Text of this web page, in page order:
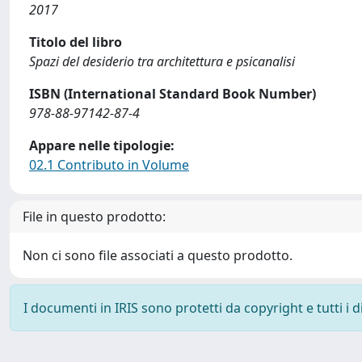
2017
Titolo del libro
Spazi del desiderio tra architettura e psicanalisi
ISBN (International Standard Book Number)
978-88-97142-87-4
Appare nelle tipologie:
02.1 Contributo in Volume
File in questo prodotto:
Non ci sono file associati a questo prodotto.
I documenti in IRIS sono protetti da copyright e tutti i